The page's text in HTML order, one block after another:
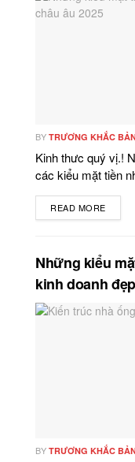
BY TRƯƠNG KHẮC
Kinh thưc quý vị.!
các kiểu mặt tiền
READ MORE
Những kiểu
kinh doanh
BY TRƯƠNG KHẮC